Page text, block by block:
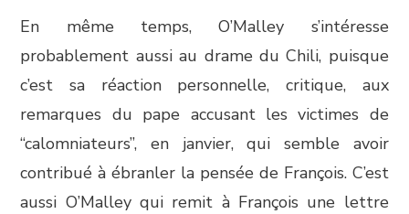
En même temps, O’Malley s’intéresse
probablement aussi au drame du Chili, puisque
c’est sa réaction personnelle, critique, aux
remarques du pape accusant les victimes de
“calomniateurs”, en janvier, qui semble avoir
contribué à ébranler la pensée de François. C’est
aussi O’Malley qui remit à François une lettre